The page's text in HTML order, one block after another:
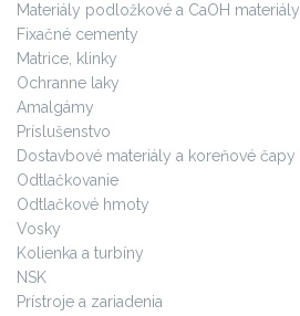
Materiály podložkové a CaOH materiály
Fixačné cementy
Matrice, klinky
Ochranne laky
Amalgámy
Príslušenstvo
Dostavbové materiály a koreňové čapy
Odtlačkovanie
Odtlačkové hmoty
Vosky
Kolienka a turbíny
NSK
Prístroje a zariadenia